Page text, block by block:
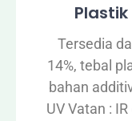
Plastik
Tersedia
14%, tebal
bahan
UV Vatan :